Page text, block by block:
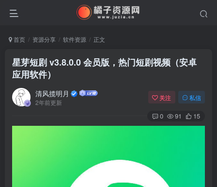
首页 资源分享 软件资源 正文
星芽短剧 v3.8.0.0 会员版，热门短剧视频（安卓
应用软件）
清风揽明月
2年前更新
关注 私信
0 91 15